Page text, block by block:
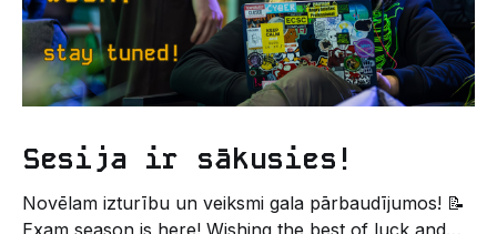
Sesija ir sākusies!
Novēlam izturību un veiksmi gala pārbaudījumos! 📝
Exam season is here! Wishing the best of luck and